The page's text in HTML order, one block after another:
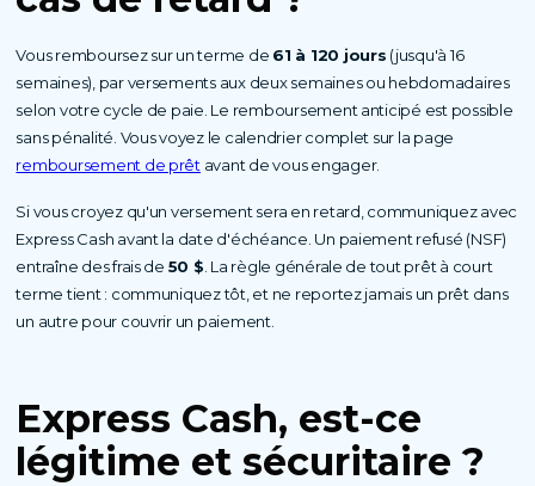
Vous remboursez sur un terme de 61 à 120 jours (jusqu'à 16
semaines), par versements aux deux semaines ou hebdomadaires
selon votre cycle de paie. Le remboursement anticipé est possible
sans pénalité. Vous voyez le calendrier complet sur la page
remboursement de prêt avant de vous engager.
Si vous croyez qu'un versement sera en retard, communiquez avec
Express Cash avant la date d'échéance. Un paiement refusé (NSF)
entraîne des frais de 50 $ . La règle générale de tout prêt à court
terme tient : communiquez tôt, et ne reportez jamais un prêt dans
un autre pour couvrir un paiement.
Express Cash, est-ce
légitime et sécuritaire ?